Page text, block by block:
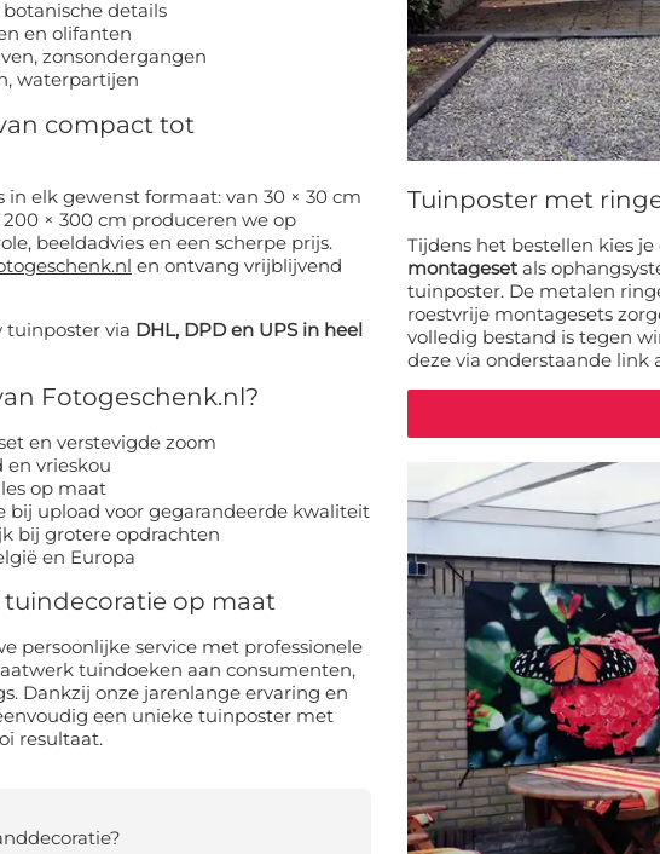
details
en olifanten
zonsondergangen
waterpartijen
compact tot
elk gewenst formaat: van 30 × 30 cm
× 300 cm produceren we op
beeldadvies en een scherpe prijs.
en ontvang vrijblijvend
tuinposter via DHL, DPD en UPS in heel
Fotogeschenk.nl?
en verstevigde zoom
en vrieskou
op maat
bij upload voor gegarandeerde kwaliteit
bij grotere opdrachten
en Europa
tuindecoratie op maat
persoonlijke service met professionele
tuindoeken aan consumenten,
Dankzij onze jarenlange ervaring en
een unieke tuinposter met
resultaat.
Tuinposter met
Tijdens het bestellen kies
montageset als
tuinposter. De metalen
roestvrije montagesets
volledig bestand is tegen
deze via onderstaande link